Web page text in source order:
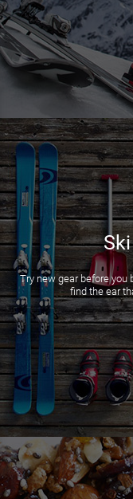
Try new gear before you
find the ear